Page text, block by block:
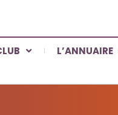
L’ANNUAIRE